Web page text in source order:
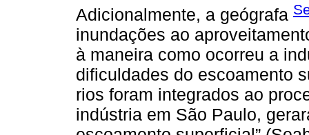
Adicionalmente, a geógrafa
inundações ao
à maneira como ocorreu a
dificuldades do escoamento
rios foram integrados ao
indústria em São Paulo,